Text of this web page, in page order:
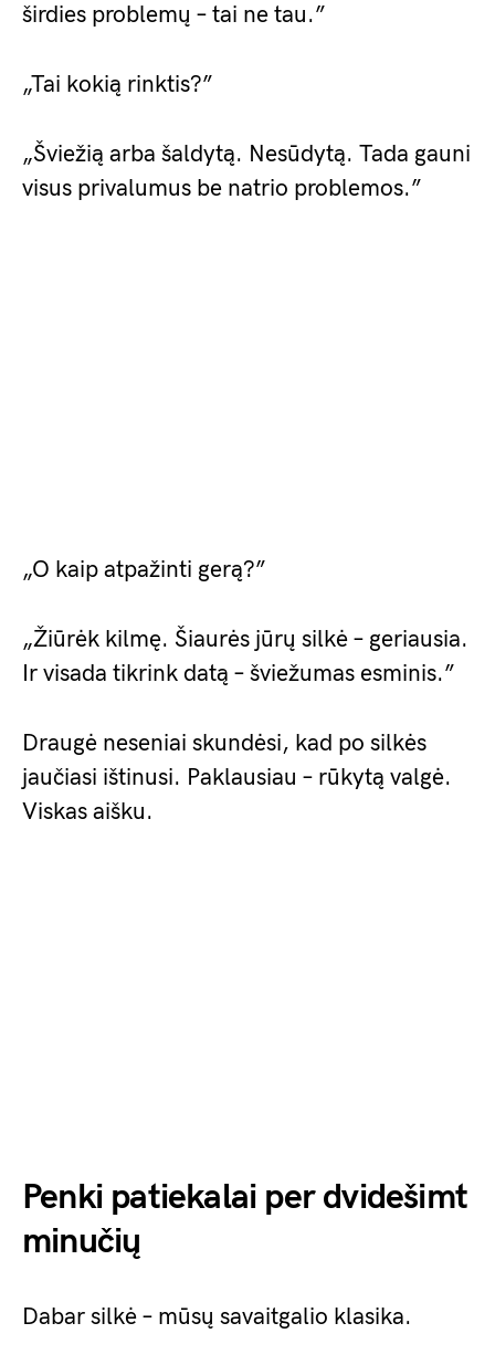
širdies problemų – tai ne tau.”
„Tai kokią rinktis?”
„Šviežią arba šaldytą. Nesūdytą. Tada gauni
visus privalumus be natrio problemos.”
„O kaip atpažinti gerą?”
„Žiūrėk kilmę. Šiaurės jūrų silkė – geriausia.
Ir visada tikrink datą – šviežumas esminis.”
Draugė neseniai skundėsi, kad po silkės
jaučiasi ištinusi. Paklausiau – rūkytą valgė.
Viskas aišku.
Penki patiekalai per dvidešimt
minučių
Dabar silkė – mūsų savaitgalio klasika.